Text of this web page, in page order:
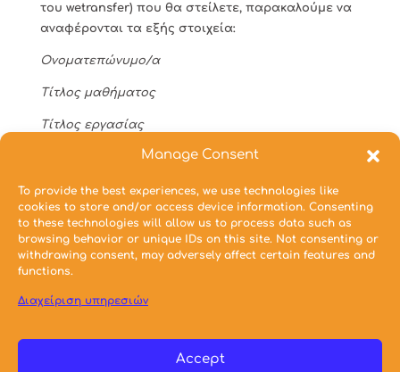
Manage Consent
To provide the best experiences, we use technologies like
cookies to store and/or access device information. Consenting
to these technologies will allow us to process data such as
browsing behavior or unique IDs on this site. Not consenting or
withdrawing consent, may adversely affect certain features and
functions.
Διαχείριση υπηρεσιών
Accept
του wetransfer) που θα στείλετε, παρακαλούμε να
αναφέρονται τα εξής στοιχεία:
Ονοματεπώνυμο/α
Τίτλος μαθήματος
Τίτλος εργασίας
Εξεταστική περίοδος: Εαρινό εξάμηνο
Υπενθυμίζουμε ότι η παράδοση των εργασιών στη
γραμματεία αποτελείαπαραίτητη προϋπόθεση
για την καταχώρηση της βαθμολογίας σας .
Συνημμένα Αρχεία
Επικαιροποιημένο πρόγραμμα εξεταστικής ΕΕ